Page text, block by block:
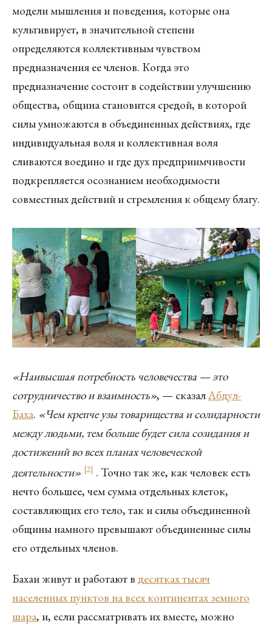
модели мышления и поведения, которые она
культивирует, в значительной степени
определяются коллективным чувством
предназначения ее членов. Когда это
предназначение состоит в содействии улучшению
общества, община становится средой, в которой
силы умножаются в объединенных действиях, где
индивидуальная воля и коллективная воля
сливаются воедино и где дух предприимчивости
подкрепляется осознанием необходимости
совместных действий и стремления к общему благу.
«Наивысшая потребность человечества — это
сотрудничество и взаимность», — сказалАбдул-
Баха. «Чем крепче узы товарищества и солидарности
между людьми, тем больше будет сила созидания и
достижений во всех планах человеческой
деятельности» [2] . Точно так же, как человек есть
нечто большее, чем сумма отдельных клеток,
составляющих его тело, так и силы объединенной
общины намного превышают объединенные силы
его отдельных членов.
Бахаи живут и работают в десятках тысяч
населенных пунктов на всех континентах земного
шара, и, если рассматривать их вместе, можно